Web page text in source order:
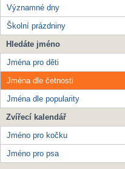
Významné dny
Školní prázdniny
Hledáte jméno
Jména pro děti
Jména dle četnosti
Jména dle popularity
Zvířecí kalendář
Jméno pro kočku
Jméno pro psa